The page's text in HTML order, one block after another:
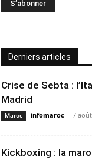
Derniers articles
Crise de Sebta :
Madrid
Maroc infomaroc - 7
Kickboxing : la